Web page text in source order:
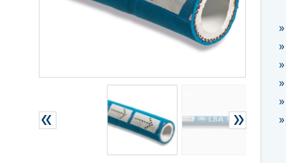
RVS gegolfde pakkingen
Overige (Semi)metallieke pakkingen
Stopbuspakkingen